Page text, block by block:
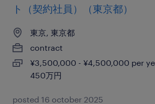
ト（契約社員）（東京都）
東京, 東京都
contract
¥3,500,000 - ¥4,500,000 per
450万円
posted 16 october 2025